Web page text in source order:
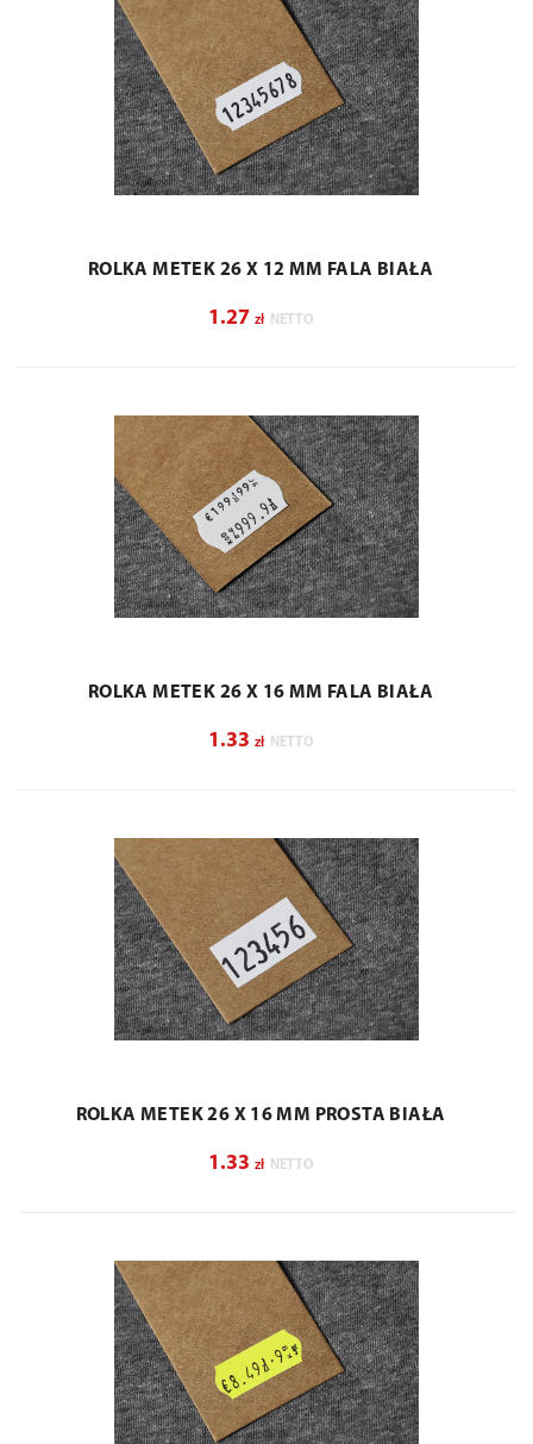
ROLKA METEK 26 X 12 MM FALA BIAŁA
1.27 zł NETTO
ROLKA METEK 26 X 16 MM FALA BIAŁA
1.33 zł NETTO
ROLKA METEK 26 X 16 MM PROSTA BIAŁA
1.33 zł NETTO